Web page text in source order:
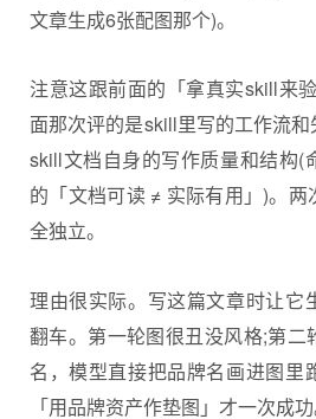
文章生成6张配图那个)。
注意这跟前面的「拿真实skill来
面那次评的是skill里写的工作流
skill文档自身的写作质量和结构(
的「文档可读 ≠ 实际有用」)。
全独立。
理由很实际。写这篇文章时让它
翻车。第一轮图很丑没风格;第二
名，模型直接把品牌名画进图里
「用品牌资产作垫图」才一次成功